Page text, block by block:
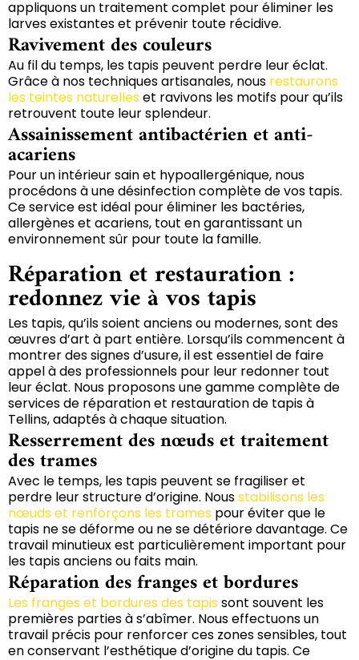
appliquons un traitement complet pour éliminer les
larves existantes et prévenir toute récidive.
Ravivement des couleurs
Au fil du temps, les tapis peuvent perdre leur éclat.
Grâce à nos techniques artisanales, nous restaurons
les teintes naturelles et ravivons les motifs pour qu’ils
retrouvent toute leur splendeur.
Assainissement antibactérien et anti-
acariens
Pour un intérieur sain et hypoallergénique, nous
procédons à une désinfection complète de vos tapis.
Ce service est idéal pour éliminer les bactéries,
allergènes et acariens, tout en garantissant un
environnement sûr pour toute la famille.
Réparation et restauration :
redonnez vie à vos tapis
Les tapis, qu’ils soient anciens ou modernes, sont des
œuvres d’art à part entière. Lorsqu’ils commencent à
montrer des signes d’usure, il est essentiel de faire
appel à des professionnels pour leur redonner tout
leur éclat. Nous proposons une gamme complète de
services de réparation et restauration de tapis à
Tellins, adaptés à chaque situation.
Resserrement des nœuds et traitement
des trames
Avec le temps, les tapis peuvent se fragiliser et
perdre leur structure d’origine. Nousstabilisons les
nœuds et renforçons les trames pour éviter que le
tapis ne se déforme ou ne se détériore davantage. Ce
travail minutieux est particulièrement important pour
les tapis anciens ou faits main.
Réparation des franges et bordures
Les franges et bordures des tapis sont souvent les
premières parties à s’abîmer. Nous effectuons un
travail précis pour renforcer ces zones sensibles, tout
en conservant l’esthétique d’origine du tapis. Ce